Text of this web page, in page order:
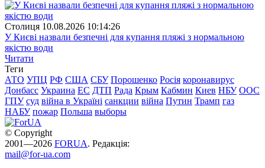
Столиця 10.08.2026 10:14:26
У Києві назвали безпечні для купання пляжі з нормальною
якістю води
Читати
Теги
АТО УПЦ РФ США СБУ Порошенко Росія коронавирус
Донбасс Украина ЕС ДТП Рада Крым Кабмин Киев НБУ ООС
ГПУ суд війна в Україні санкции війна Путин Трамп газ
НАБУ пожар Польша выборы
© Copyright
2001—2026 FORUA. Редакція:
mail@for-ua.com